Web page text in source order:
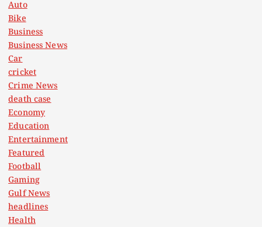
Auto
Bike
Business
Business News
Car
cricket
Crime News
death case
Economy
Education
Entertainment
Featured
Football
Gaming
Gulf News
headlines
Health